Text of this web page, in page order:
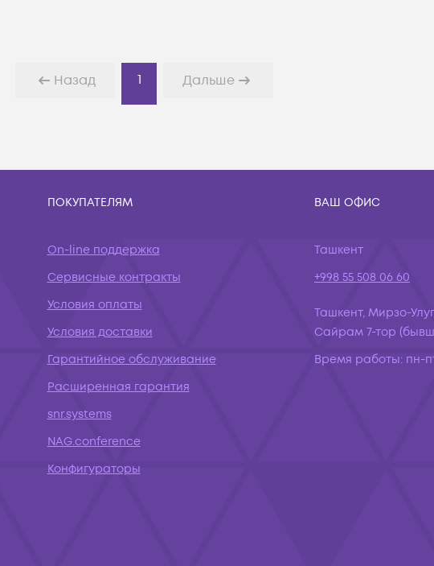
Назад 1 Дальше
ПОКУПАТЕЛЯМ
On-line поддержка
Сервисные контракты
Условия оплаты
Условия доставки
Гарантийное обслуживание
Расширенная гарантия
snr.systems
NAG.conference
Конфигураторы
ВАШ ОФИС
Ташкент
+998 55 508 06 60
Ташкент, Мирзо-
Сайрам 7-тор
Время работы: пн-